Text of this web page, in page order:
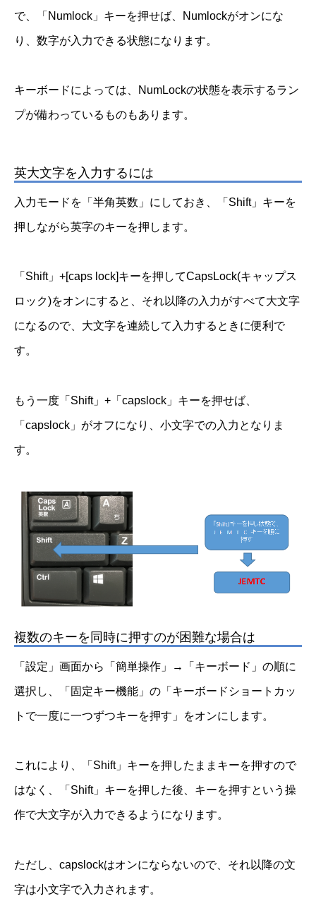
で、「Numlock」キーを押せば、Numlockがオンにな
り、数字が入力できる状態になります。
キーボードによっては、NumLockの状態を表示するラン
プが備わっているものもあります。
英大文字を入力するには
入力モードを「半角英数」にしておき、「Shift」キーを
押しながら英字のキーを押します。
「Shift」+[caps lock]キーを押してCapsLock(キャップス
ロック)をオンにすると、それ以降の入力がすべて大文字
になるので、大文字を連続して入力するときに便利で
す。
もう一度「Shift」+「capslock」キーを押せば、
「capslock」がオフになり、小文字での入力となりま
す。
複数のキーを同時に押すのが困難な場合は
「設定」画面から「簡単操作」→「キーボード」の順に
選択し、「固定キー機能」の「キーボードショートカッ
トで一度に一つずつキーを押す」をオンにします。
これにより、「Shift」キーを押したままキーを押すので
はなく、「Shift」キーを押した後、キーを押すという操
作で大文字が入力できるようになります。
ただし、capslockはオンにならないので、それ以降の文
字は小文字で入力されます。